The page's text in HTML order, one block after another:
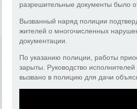
разрешительные документы было
Вызванный наряд полиции
жителей о многочисленных
документации.
По указанию полиции, работы
зарыты. Руководство
вызвано в полицию для дачи